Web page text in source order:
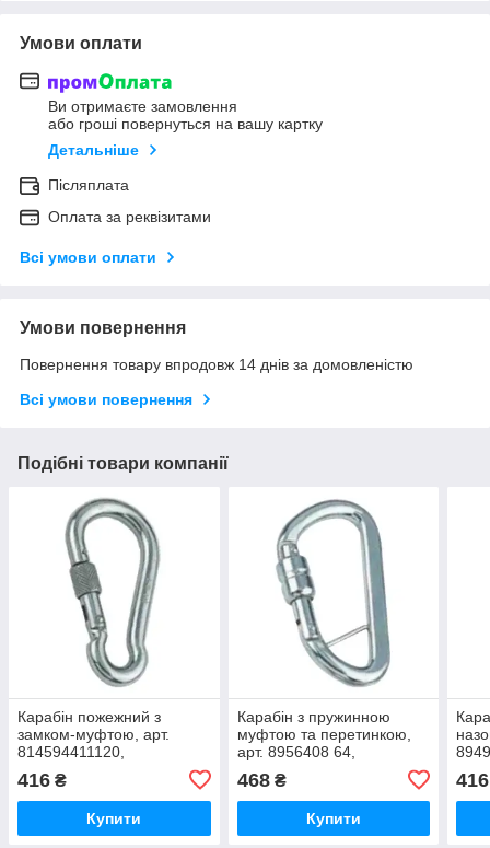
Умови оплати
Ви отримаєте замовлення
або гроші повернуться на вашу картку
Детальніше
Післяплата
Оплата за реквізитами
Всі умови оплати
Умови повернення
Повернення товару впродовж 14 днів за домовленістю
Всі умови повернення
Подібні товари компанії
Карабін пожежний з
замком-муфтою, арт.
814594411120,
11X120
416 ₴
Купити
Карабін з пружинною
муфтою та перетинкою,
арт. 8956408 64,
8X80
468₴
Купити
416